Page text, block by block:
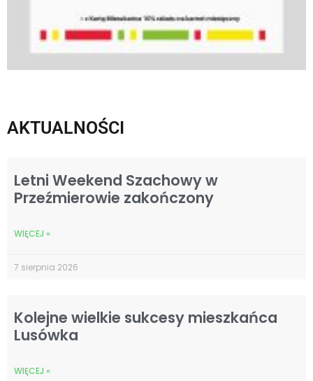
AKTUALNOŚCI
Letni Weekend Szachowy w
Przeźmierowie zakończony
WIĘCEJ »
7 sierpnia 2026
Kolejne wielkie sukcesy mieszkańca
Lusówka
WIĘCEJ »